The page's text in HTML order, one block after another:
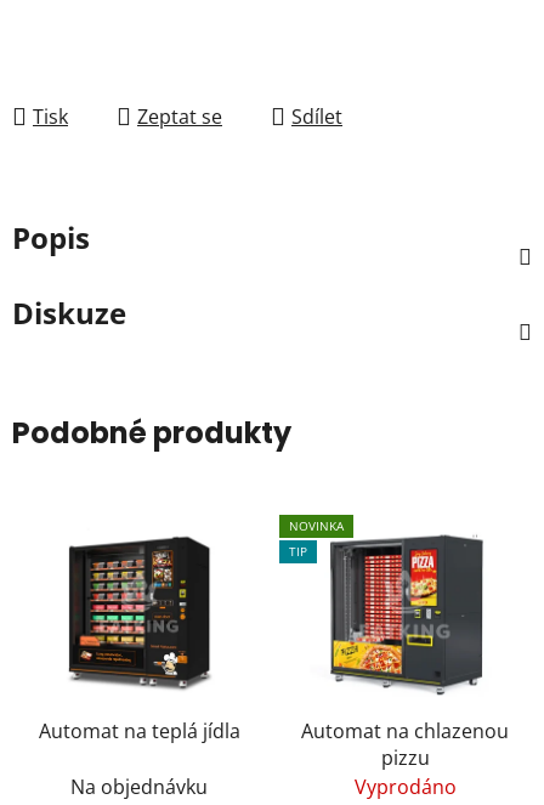
Tisk Zeptat se Sdílet
Popis
Diskuze
Podobné produkty
Automat na teplá jídla
Na objednávku
NOVINKA
TIP
Automat na chlazenou
pizzu
Vyprodáno